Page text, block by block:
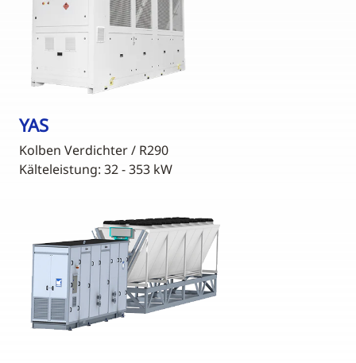
YAS
Kolben Verdichter / R290
Kälteleistung: 32 - 353 kW